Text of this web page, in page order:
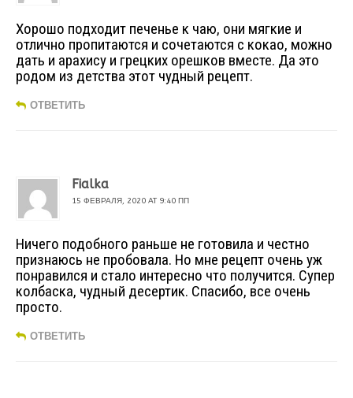
Хорошо подходит печенье к чаю, они мягкие и
отлично пропитаются и сочетаются с кокао, можно
дать и арахису и грецких орешков вместе. Да это
родом из детства этот чудный рецепт.
ОТВЕТИТЬ
Fialka
15 ФЕВРАЛЯ, 2020 AT 9:40 ПП
Ничего подобного раньше не готовила и честно
признаюсь не пробовала. Но мне рецепт очень уж
понравился и стало интересно что получится. Супер
колбаска, чудный десертик. Спасибо, все очень
просто.
ОТВЕТИТЬ